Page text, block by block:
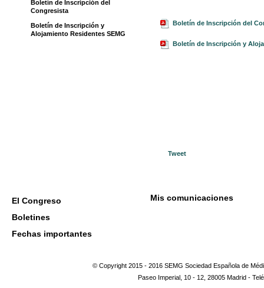
Boletín de Inscripción del
Boletín de Inscripción y
Tweet
Boletín de Inscripción del
Congresista
Boletín de Inscripción y
Alojamiento Residentes SEMG
El Congreso
Boletines
Fechas importantes
Mis comunicaciones
© Copyright 2015 - 2016 SEMG Sociedad Española de
Paseo Imperial, 10 - 12, 28005 Madrid -